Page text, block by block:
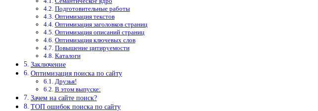
Подготовительные работы
Оптимизация текстов
Оптимизация заголовков страниц
Оптимизация описаний страниц
Оптимизация ключевых слов
Повышение цитируемости
Каталоги
Заключение
Оптимизация поиска по сайту
Друзья!
В этом выпуске:
Зачем на сайте поиск?
ТОП ошибок поиска по сайту